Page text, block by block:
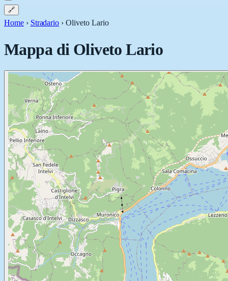
🔗
Home › Stradario ›Oliveto Lario
Mappa di Oliveto Lario